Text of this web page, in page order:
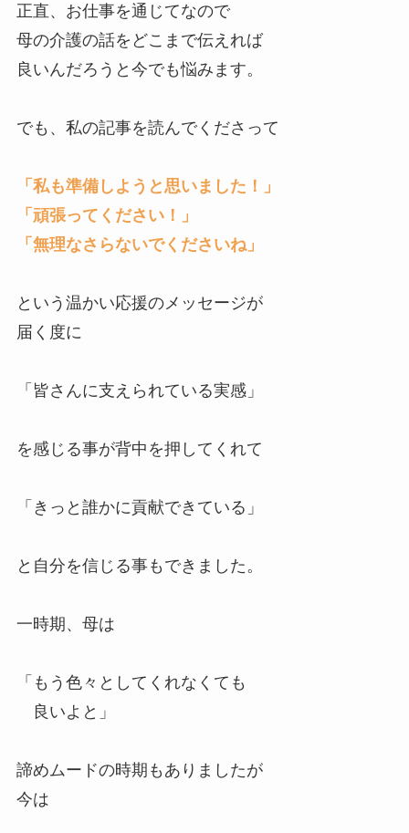
正直、お仕事を通じてなので
母の介護の話をどこまで伝えれば
良いんだろうと今でも悩みます。
でも、私の記事を読んでくださって
「私も準備しようと思いました！」
「頑張ってください！」
「無理なさらないでくださいね」
という温かい応援のメッセージが
届く度に
「皆さんに支えられている実感」
を感じる事が背中を押してくれて
「きっと誰かに貢献できている」
と自分を信じる事もできました。
一時期、母は
「もう色々としてくれなくても
良いよと」
諦めムードの時期もありましたが
今は